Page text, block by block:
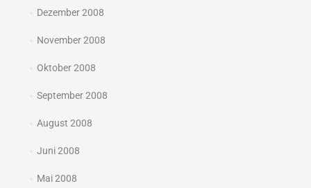
Dezember 2008
November 2008
Oktober 2008
September 2008
August 2008
Juni 2008
Mai 2008